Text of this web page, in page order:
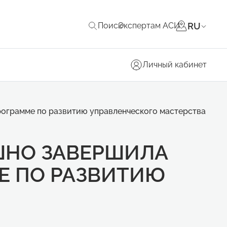
ПоискЭкспертам АСИ RU
Личный кабинет
по развитию управленческого мастерства
ЗАВЕРШИЛА
ПО РАЗВИТИЮ